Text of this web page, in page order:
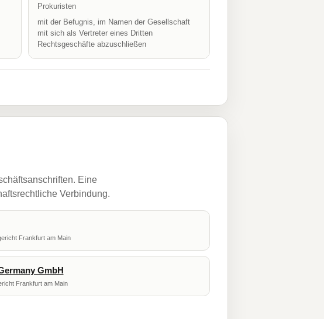
Prokuristen
mit der Befugnis, im Namen der Gesellschaft
mit sich als Vertreter eines Dritten
Rechtsgeschäfte abzuschließen
Eine
Verbindung.
Frankfurt am Main
GmbH
Frankfurt am Main